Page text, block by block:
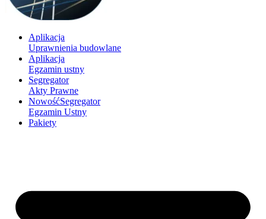
Aplikacja
Uprawnienia budowlane
Aplikacja
Egzamin ustny
Segregator
Akty Prawne
NowośćSegregator
Egzamin Ustny
Pakiety